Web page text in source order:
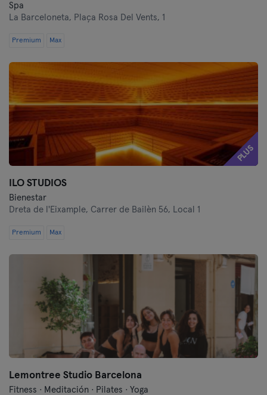
Spa
La Barceloneta, Plaça Rosa Del Vents, 1
Premium Max
PLUS
ILO STUDIOS
Bienestar
Dreta de l'Eixample, Carrer de Bailèn 56, Local 1
Premium Max
Lemontree Studio Barcelona
Fitness · Meditación · Pilates · Yoga